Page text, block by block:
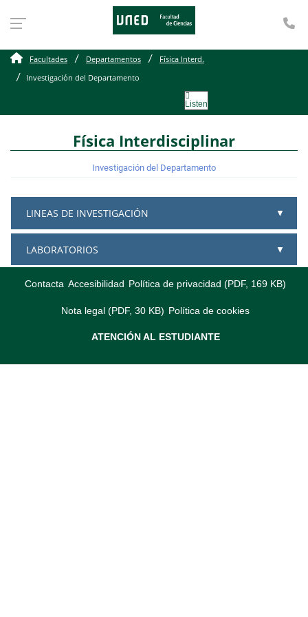
Investigación del
Facultades Departamentos
Física Interd.
Investigación del Departamento
Listen
Física Interdisciplinar
Investigación del Departamento
LINEAS DE INVESTIGACIÓN
LABORATORIOS
Contacta Accesibilidad Política de privacidad (PDF, 169 KB)
Nota legal (PDF, 30 KB) Política de cookies
ATENCIÓN AL ESTUDIANTE